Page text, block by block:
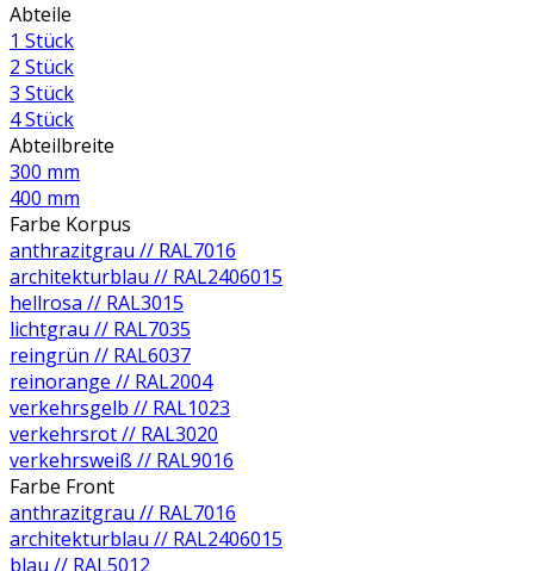
Abteile
1 Stück
2 Stück
3 Stück
4 Stück
Abteilbreite
300 mm
400 mm
Farbe Korpus
anthrazitgrau // RAL7016
architekturblau // RAL2406015
hellrosa // RAL3015
lichtgrau // RAL7035
reingrün // RAL6037
reinorange // RAL2004
verkehrsgelb // RAL1023
verkehrsrot // RAL3020
verkehrsweiß // RAL9016
Farbe Front
anthrazitgrau // RAL7016
architekturblau // RAL2406015
blau // RAL5012